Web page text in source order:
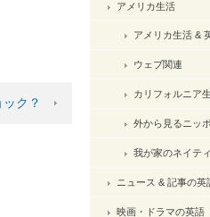
ク？
アメリカ生活
アメリカ生活 &
ウェブ関連
カリフォルニア
外から見るニッ
我が家のネイテ
ニュース & 記事の英
映画・ドラマの英語